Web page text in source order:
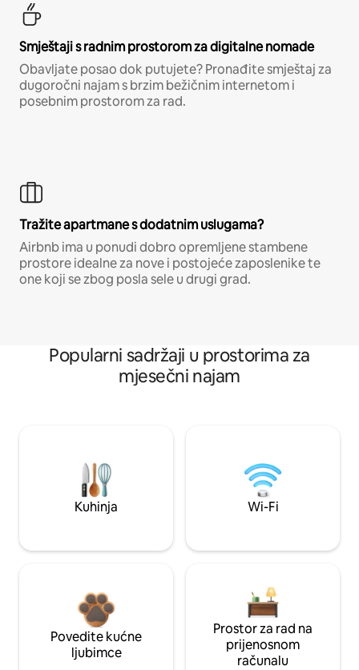
Smještaji s radnim prostorom za digitalne nomade
Obavljate posao dok putujete? Pronađite smještaj za
dugoročni najam s brzim bežičnim internetom i
posebnim prostorom za rad.
Tražite apartmane s dodatnim uslugama?
Airbnb ima u ponudi dobro opremljene stambene
prostore idealne za nove i postojeće zaposlenike te
one koji se zbog posla sele u drugi grad.
Popularni sadržaji u prostorima za
mjesečni najam
Kuhinja Wi-Fi
Povedite kućne
ljubimce
Prostor za rad na
prijenosnom
računalu